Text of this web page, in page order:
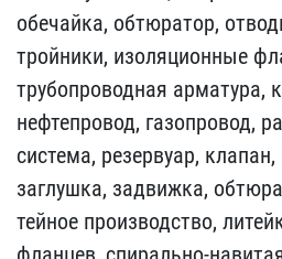
обечайка, обтю​ратор,
тройники, изоляционные
тр​убопроводная арматура,
нефтепр​овод, газопровод,
система, рез​ервуар,
заглушка, задвижка​,
тейное производство,